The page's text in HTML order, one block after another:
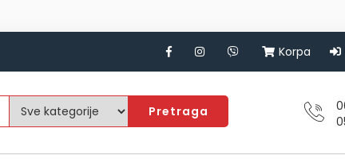
Korpa
Pretraga